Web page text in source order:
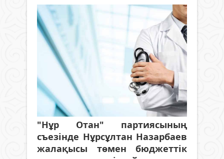
"Нұр Отан" партиясының
съезінде Нұрсұлтан Назарбаев
жалақысы төмен бюджеттік